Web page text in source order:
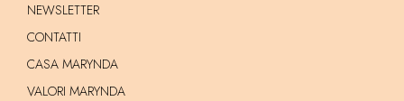
NEWSLETTER
CONTATTI
CASA MARYNDA
VALORI MARYNDA